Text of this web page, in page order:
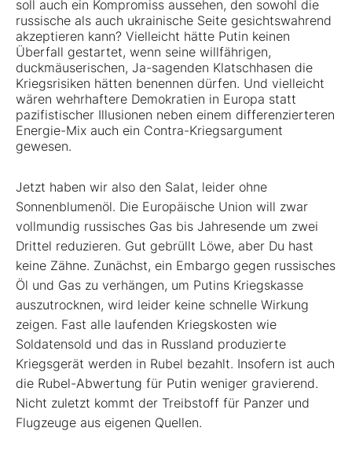
soll auch ein Kompromiss aussehen, den sowohl die
russische als auch ukrainische Seite gesichtswahrend
akzeptieren kann? Vielleicht hätte Putin keinen
Überfall gestartet, wenn seine willfährigen,
duckmäuserischen, Ja-sagenden Klatschhasen die
Kriegsrisiken hätten benennen dürfen. Und vielleicht
wären wehrhaftere Demokratien in Europa statt
pazifistischer Illusionen neben einem differenzierteren
Energie-Mix auch ein Contra-Kriegsargument
gewesen.
Jetzt haben wir also den Salat, leider ohne
Sonnenblumenöl. Die Europäische Union will zwar
vollmundig russisches Gas bis Jahresende um zwei
Drittel reduzieren. Gut gebrüllt Löwe, aber Du hast
keine Zähne. Zunächst, ein Embargo gegen russisches
Öl und Gas zu verhängen, um Putins Kriegskasse
auszutrocknen, wird leider keine schnelle Wirkung
zeigen. Fast alle laufenden Kriegskosten wie
Soldatensold und das in Russland produzierte
Kriegsgerät werden in Rubel bezahlt. Insofern ist auch
die Rubel-Abwertung für Putin weniger gravierend.
Nicht zuletzt kommt der Treibstoff für Panzer und
Flugzeuge aus eigenen Quellen.